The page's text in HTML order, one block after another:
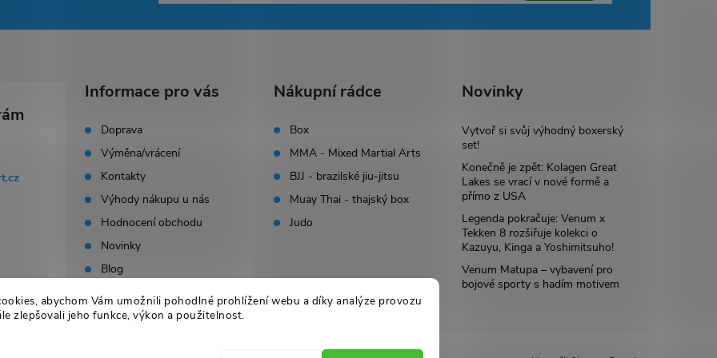
abychom Vám umožnili pohodlné prohlížení webu a díky analýze provozu
zlepšovali jeho funkce, výkon a použitelnost.
Informace pro vás
Doprava
Výměna/vrácení
Kontakty
Výhody nákupu u nás
Hodnocení obchodu
Novinky
Blog
Nákupní rádce
Box
MMA - Mixed Martial Arts
BJJ - brazilské jiu-jitsu
Muay Thai - thajský box
Judo
Novinky
Vytvoř si svůj výhodný boxerský
set!
Konečně je zpět: Kolagen Great
Lakes se vrací v nové formě a
přímo z USA
Legenda pokračuje: Venum x
Tekken 8 rozšiřuje kolekci o
Kazuyu, Kinga a Yoshimitsuho!
Venum Matupa – vybavení pro
bojové sporty s hadím motivem